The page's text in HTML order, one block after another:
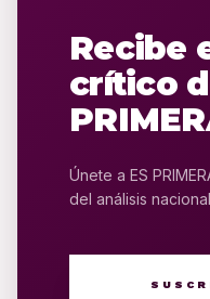
Recibe
crítico
Únete a ES
del análisis